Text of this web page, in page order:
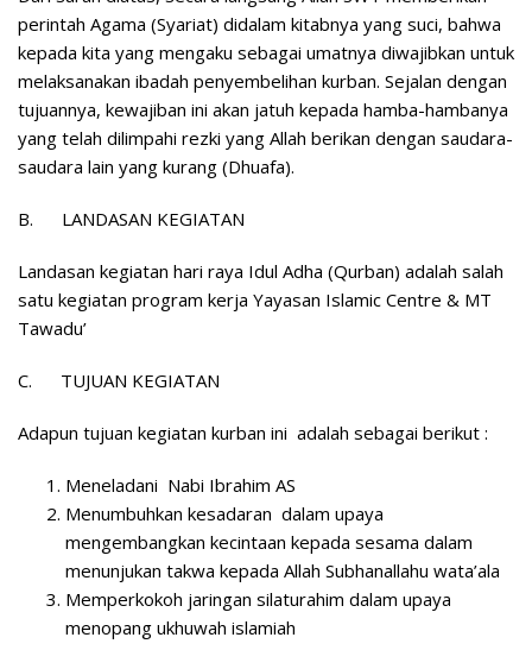
perintah Agama (Syariat) didalam kitabnya yang suci, bahwa
kepada kita yang mengaku sebagai umatnya diwajibkan untuk
melaksanakan ibadah penyembelihan kurban. Sejalan dengan
tujuannya, kewajiban ini akan jatuh kepada hamba-hambanya
yang telah dilimpahi rezki yang Allah berikan dengan saudara-
saudara lain yang kurang (Dhuafa).
B. LANDASAN KEGIATAN
Landasan kegiatan hari raya Idul Adha (Qurban) adalah salah
satu kegiatan program kerja Yayasan Islamic Centre & MT
Tawadu’
C. TUJUAN KEGIATAN
Adapun tujuan kegiatan kurban ini adalah sebagai berikut :
Meneladani Nabi Ibrahim AS
Menumbuhkan kesadaran dalam upaya
mengembangkan kecintaan kepada sesama dalam
menunjukan takwa kepada Allah Subhanallahu wata’ala
Memperkokoh jaringan silaturahim dalam upaya
menopang ukhuwah islamiah